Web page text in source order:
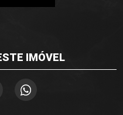
IMÓVEL